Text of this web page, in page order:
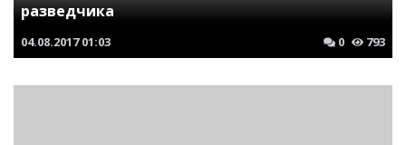
разведчика
04.08.2017 01:03 0 793